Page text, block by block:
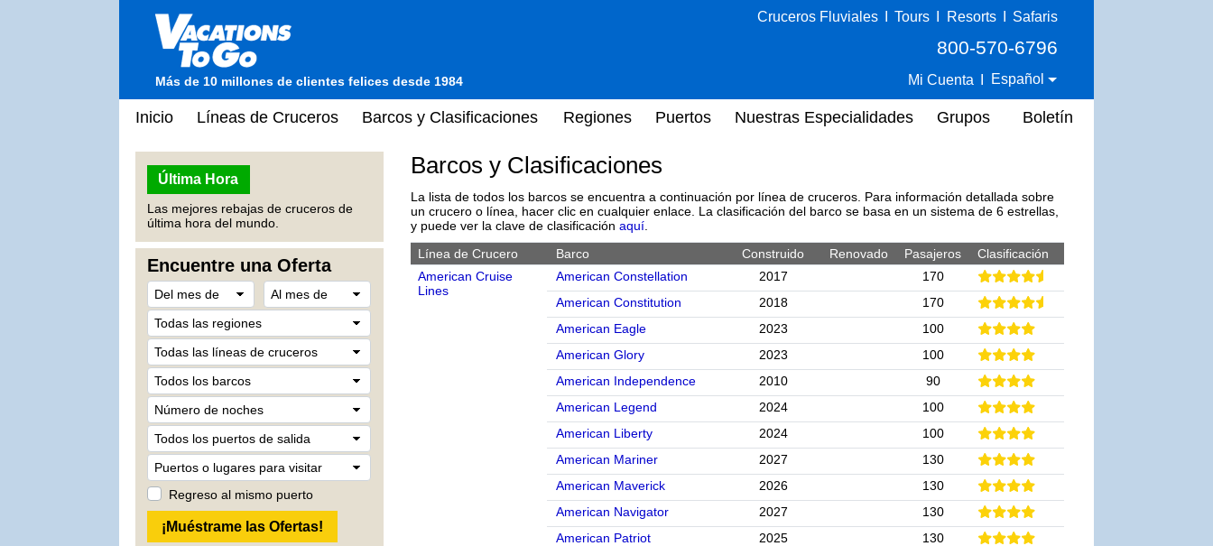
Más de 10 millones de clientes felices desde 1984
Cruceros Fluviales Tours Resorts Safaris
800-570-6796
Mi Cuenta Español
Inicio Líneas de Cruceros Barcos y Clasificaciones Regiones Puertos Nuestras Especialidades Grupos Boletín
Última Hora
Las mejores rebajas de cruceros de
última hora del mundo.
Encuentre una Oferta
Regreso al mismo puerto
Barcos y Clasificaciones
La lista de todos los barcos se encuentra a continuación por línea de cruceros. Para información detallada sobre
un crucero o línea, hacer clic en cualquier enlace. La clasificación del barco se basa en un sistema de 6 estrellas,
y puede ver la clave de clasificación aquí
Línea de Crucero
Barco Construido Renovado Pasajeros
Clasificación
American Cruise
Lines
American Constellation 2017
170
American Constitution
2018
170
American Eagle
2023
100
American Glory
2023
100
American Independence
2010
90
American Legend
2024
100
American Liberty
2024
100
American Mariner
2027
130
American Maverick
2026
130
American Navigator
2027
130
American Patriot
2025
130